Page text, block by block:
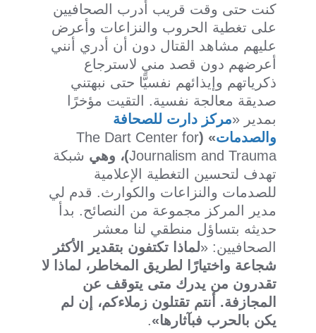
كنت حتى وقت قريب أدرب الصحافيين
على تغطية الحروب والنزاعات وأعرض
عليهم مشاهد القتال دون أن أدري أنني
أعرضهم دون قصد مني لاسترجاع
ذكرياتهم وإيذائهم نفسيًّا حتى نبهتني
صديقة معالجة نفسية. التقيت مؤخرًا
بمدير «مركز دارت للصحافة
والصدمات»
(
The Dart Center for
Journalism and Trauma)، وهي شبكة
تهدف لتحسين التغطية الإعلامية
للصدمات والنزاعات والكوارث. قدم لي
مدير المركز مجموعة من النصائح. بدأ
حديثه بتساؤل منطقي لنا معشر
الصحافيين: «لماذا تكتفون بتقدير الأكثر
شجاعة واختيارًا لطريق المخاطر، لماذا لا
تقدرون من يدرك متى يتوقف عن
المجازفة. أنتم تقتلون زملاءكم، إن لم
يكن بالحرب فبآثارها».